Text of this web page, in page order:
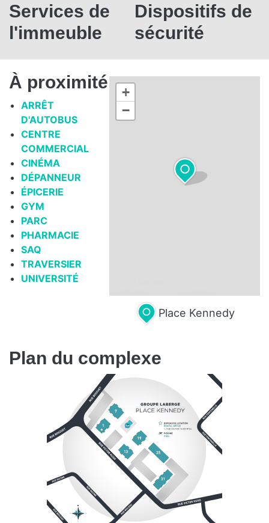
Services de
l'immeuble
Dispositifs de
sécurité
À proximité
ARRÊT
D'AUTOBUS
CENTRE
COMMERCIAL
CINÉMA
DÉPANNEUR
ÉPICERIE
GYM
PARC
PHARMACIE
SAQ
TRAVERSIER
UNIVERSITÉ
+
−
Place Kennedy
Plan du complexe